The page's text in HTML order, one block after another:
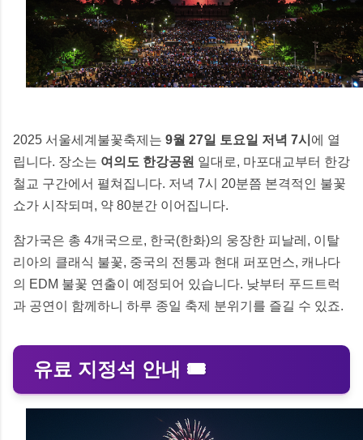
2025 서울세계불꽃축제는 9월 27일 토요일 저녁 7시 에 열
립니다. 장소는 여의도 한강공원 일대로, 마포대교부터 한강
철교 구간에서 펼쳐집니다. 저녁 7시 20분쯤 본격적인 불꽃
쇼가 시작되며, 약 80분간 이어집니다.
참가국은 총 4개국으로, 한국(한화)의 웅장한 피날레, 이탈
리아의 클래식 불꽃, 중국의 전통과 현대 퍼포먼스, 캐나다
의 EDM 불꽃 연출이 예정되어 있습니다. 낮부터 푸드트럭
과 공연이 함께하니 하루 종일 축제 분위기를 즐길 수 있죠.
유료 지정석 안내 🎟